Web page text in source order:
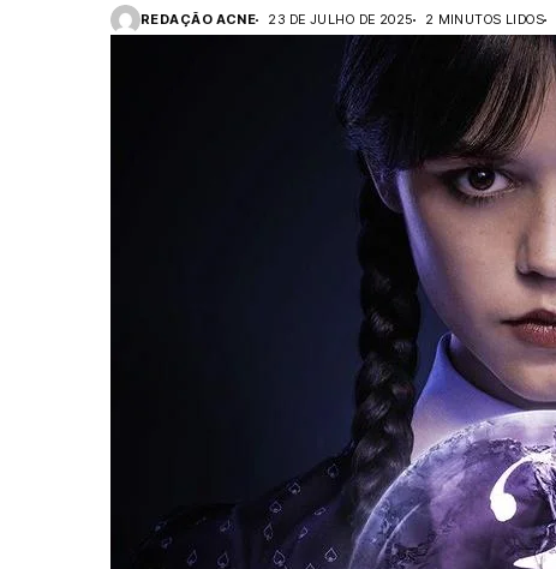
REDAÇÃO ACNE 23 DE JULHO DE 2025 2 MINUTOS LIDOS